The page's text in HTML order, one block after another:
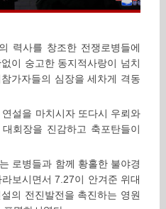
력사를 창조한 전쟁로병들에
이 숭고한 동지적사랑이 넘치
가자들의 심장을 세차게 격동
설을 마치시자 또다시 우뢰와
회장을 진감하고 축포탄들이
로병들과 함께 황홀한 불야경
보시면서 7.27이 안겨준 위대
의 전진발전을 촉진하는 영원